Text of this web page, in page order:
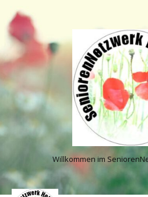
Willkommen im